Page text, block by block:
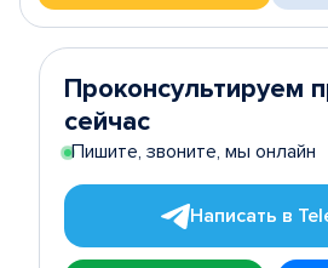
Проконсультируем
сейчас
Пишите, звоните, мы онлайн
Написать в